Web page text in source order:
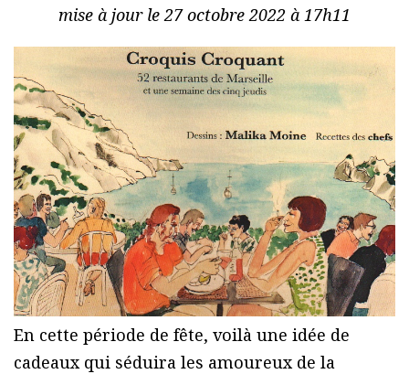
mise à jour le 27 octobre 2022 à 17h11
En cette période de fête, voilà une idée de
cadeaux qui séduira les amoureux de la